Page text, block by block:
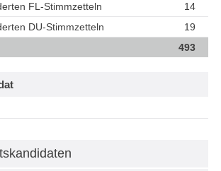
FL-Stimmzetteln
14
DU-Stimmzetteln
19
493